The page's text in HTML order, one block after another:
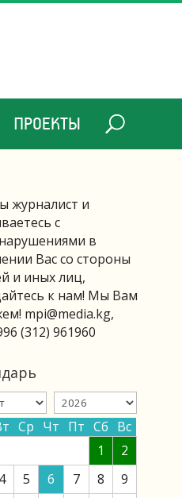
ПРОЕКТЫ
журналист и
с
в
Вас со стороны
и иных лиц,
к нам! Мы Вам
mpi@media.kg,
(312) 961960
Ср Чт Пт Сб Вс
1
2
4 5 6 7 8
9